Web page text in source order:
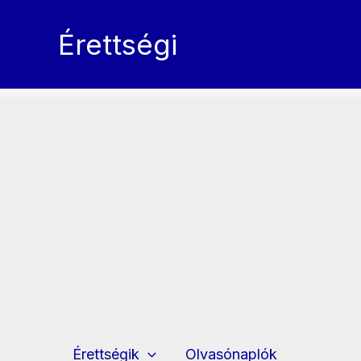
Érettségi
Érettségik Olvasónaplók